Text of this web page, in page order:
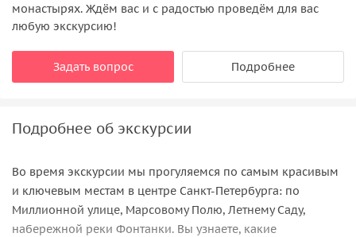
монастырях. Ждём вас и с радостью проведём для вас
любую экскурсию!
Задать вопрос Подробнее
Подробнее об экскурсии
Во время экскурсии мы прогуляемся по самым красивым
и ключевым местам в центре Санкт-Петербурга: по
Миллионной улице, Марсовому Полю, Летнему Саду,
набережной реки Фонтанки. Вы узнаете, какие